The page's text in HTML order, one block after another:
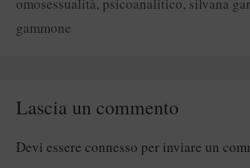
omosessualità, psicoanalitico, silvana
gammone
Lascia un commento
Devi essere connesso per inviare un